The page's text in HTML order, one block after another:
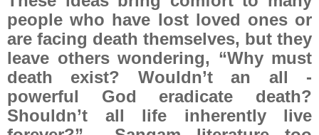
people who have lost loved ones or
are facing death themselves, but they
leave others wondering, “Why must
death exist? Wouldn’t an all -
powerful God eradicate death?
Shouldn’t all life inherently live